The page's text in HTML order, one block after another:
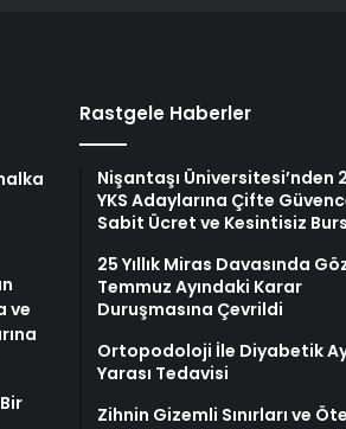
ve
Rastgele Haberler
Nişantaşı Üniversitesi’nden
YKS Adaylarına Çifte
Sabit Ücret ve Kesintisiz Burs
25 Yıllık Miras Davasında
Temmuz Ayındaki Karar
Duruşmasına Çevrildi
Ortopodoloji İle Diyabetik
Yarası Tedavisi
Zihnin Gizemli Sınırları ve